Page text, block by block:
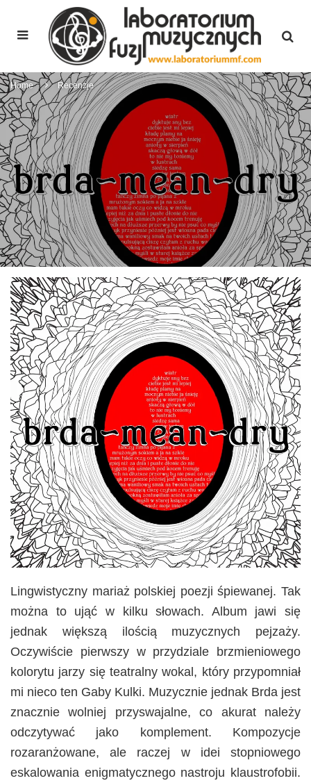
Home Recenzje
Lingwistyczny mariaż polskiej poezji śpiewanej. Tak
można to ująć w kilku słowach. Album jawi się
jednak większą ilością muzycznych pejzaży.
Oczywiście pierwszy w przydziale brzmieniowego
kolorytu jarzy się teatralny wokal, który przypomniał
mi nieco ten Gaby Kulki. Muzycznie jednak Brda jest
znacznie wolniej przyswajalne, co akurat należy
odczytywać jako komplement. Kompozycje
rozaranżowane, ale raczej w idei stopniowego
eskalowania enigmatycznego nastroju klaustrofobii.